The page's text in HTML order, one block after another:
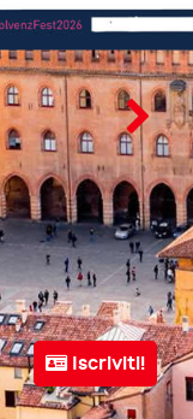
Iscriviti!